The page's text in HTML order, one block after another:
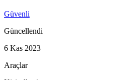
Güvenli
Güncellendi
6 Kas 2023
Araçlar